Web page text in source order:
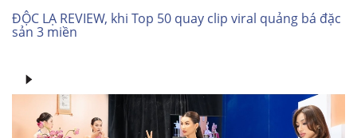
ĐỘC LẠ REVIEW, khi Top 50 quay clip viral quảng bá đặc
sản 3 miền